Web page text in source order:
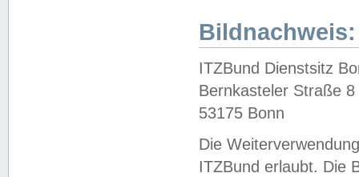
Bildnachweis:
ITZBund Dienstsitz
Bernkasteler Straße 8
53175 Bonn
Die
ITZBund erlaubt. Die